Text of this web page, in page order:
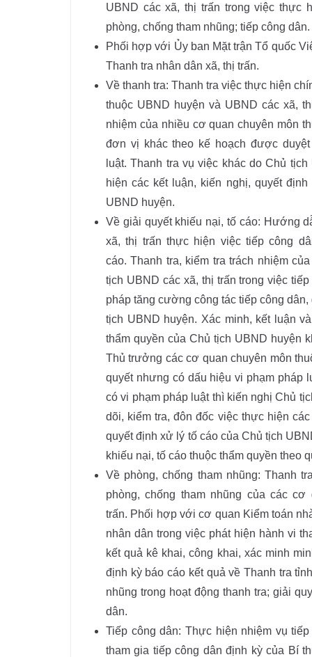
UBND các xã, thị trấn trong việc thực
phòng, chống tham nhũng; tiếp công dân.
Phối hợp với Ủy ban Mặt trận Tổ quốc
Thanh tra nhân dân xã, thị trấn.
Về thanh tra: Thanh tra việc thực hiện
thuộc UBND huyện và UBND các xã,
nhiệm của nhiều cơ quan chuyên môn
đơn vị khác theo kế hoạch được
luật. Thanh tra vụ việc khác do Chủ
hiện các kết luận, kiến nghị, quyết
UBND huyện.
Về giải quyết khiếu nại, tố cáo: Hướng
xã, thị trấn thực hiện việc tiếp công
cáo. Thanh tra, kiểm tra trách nhiệm
tịch UBND các xã, thị trấn trong việc
pháp tăng cường công tác tiếp công
tịch UBND huyện. Xác minh, kết luận
thẩm quyền của Chủ tịch UBND huyện
Thủ trưởng các cơ quan chuyên môn
quyết nhưng có dấu hiệu vi phạm pháp
có vi phạm pháp luật thì kiến nghị Chủ
dõi, kiểm tra, đôn đốc việc thực hiện
quyết định xử lý tố cáo của Chủ tịch
khiếu nại, tố cáo thuộc thẩm quyền theo
Về phòng, chống tham nhũng: Thanh
phòng, chống tham nhũng của các
trấn. Phối hợp với cơ quan Kiểm toán
nhân dân trong việc phát hiện hành vi
kết quả kê khai, công khai, xác minh
định kỳ báo cáo kết quả về Thanh tra
nhũng trong hoạt động thanh tra; giải
dân.
Tiếp công dân: Thực hiện nhiệm vụ
tham gia tiếp công dân định kỳ của Bí